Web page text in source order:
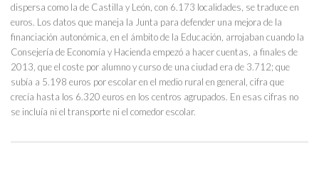
dispersa como la de Castilla y León, con 6.173 localidades, se traduce en
euros. Los datos que maneja la Junta para defender una mejora de la
financiación autonómica, en el ámbito de la Educación, arrojaban cuando la
Consejería de Economía y Hacienda empezó a hacer cuentas, a finales de
2013, que el coste por alumno y curso de una ciudad era de 3.712; que
subía a 5.198 euros por escolar en el medio rural en general, cifra que
crecía hasta los 6.320 euros en los centros agrupados. En esas cifras no
se incluía ni el transporte ni el comedor escolar.